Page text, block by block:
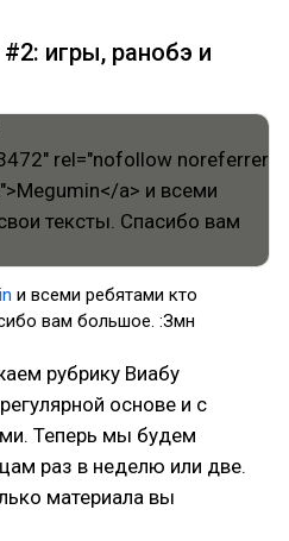
игры, ранобэ и
и всеми ребятами кто
вам большое. :Змн
рубрику Виабу
основе и с
Теперь мы будем
раз в неделю или две.
материала вы